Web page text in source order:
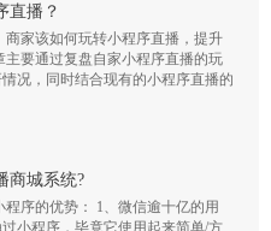
直播？
商家该如何玩转小程序直播，提升
主要通过复盘自家小程序直播的玩
况，同时结合现有的小程序直播的
商城系统?
序的优势： 1、微信逾十亿的用
小程序，毕竟它使用起来简单/方